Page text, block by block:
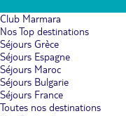
Club Marmara
Nos Top destinations
Séjours Grèce
Séjours Espagne
Séjours Maroc
Séjours Bulgarie
Séjours France
Toutes nos destinations